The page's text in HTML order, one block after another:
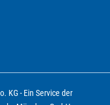
KG - Ein Service der